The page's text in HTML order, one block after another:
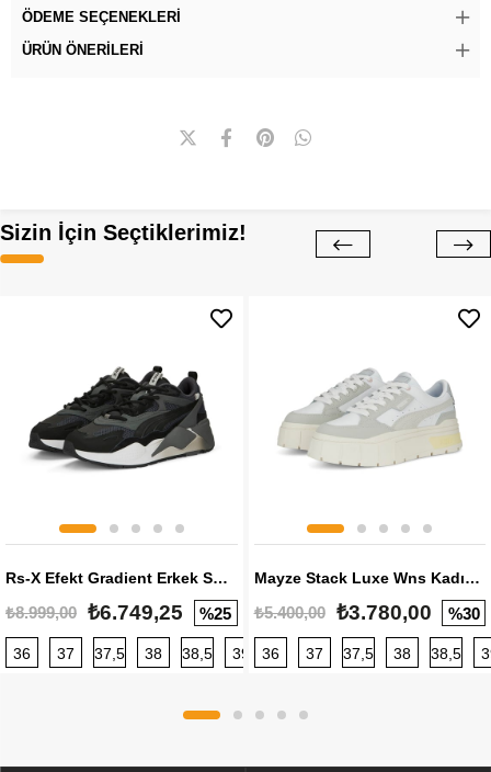
ÖDEME SEÇENEKLERI
ÜRÜN ÖNERILERI
Sizin İçin Seçtiklerimiz!
Rs-X Efekt Gradient Erkek Sneaker
₺8.999,00 ₺6.749,25 %25
36 37 37,5 38 38,5 39 40 40,5 41 42 42,5
Mayze Stack Luxe Wns Kadın Sneaker
₺5.400,00 ₺3.780,00 %30
36 37 37,5 38 38,5